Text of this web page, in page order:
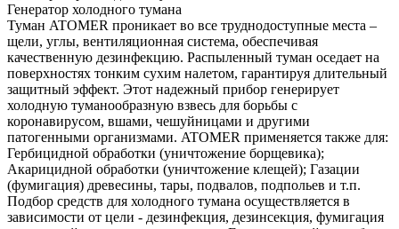
Генератор холодного тумана
Туман ATOMER проникает во все труднодоступные места –
щели, углы, вентиляционная система, обеспечивая
качественную дезинфекцию. Распыленный туман оседает на
поверхностях тонким сухим налетом, гарантируя длительный
защитный эффект. Этот надежный прибор генерирует
холодную туманообразную взвесь для борьбы с
коронавирусом, вшами, чешуйницами и другими
патогенными организмами. ATOMER применяется также для:
Гербицидной обработки (уничтожение борщевика);
Акарицидной обработки (уничтожение клещей); Газации
(фумигация) древесины, тары, подвалов, подпольев и т.п.
Подбор средств для холодного тумана осуществляется в
зависимости от цели - дезинфекция, дезинсекция, фумигация